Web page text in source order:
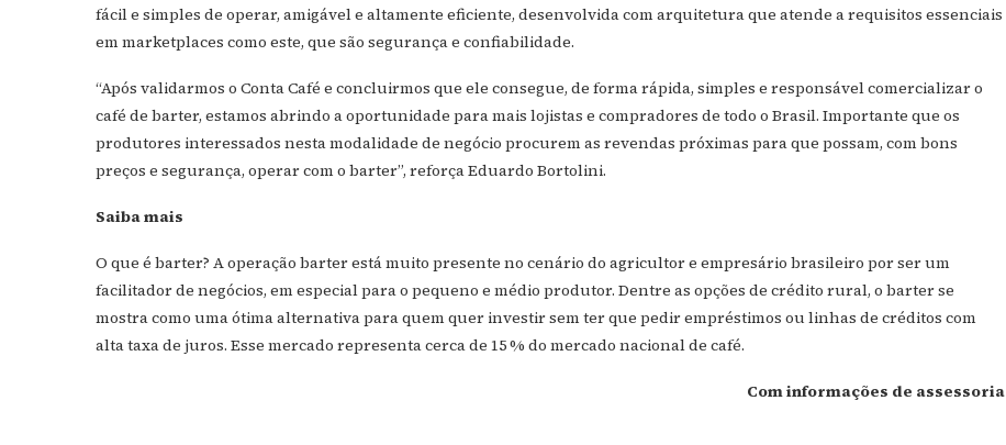
fácil e simples de operar, amigável e altamente eficiente, desenvolvida com arquitetura que atende a requisitos essenciais
em marketplaces como este, que são segurança e confiabilidade.
“Após validarmos o Conta Café e concluirmos que ele consegue, de forma rápida, simples e responsável comercializar o
café de barter, estamos abrindo a oportunidade para mais lojistas e compradores de todo o Brasil. Importante que os
produtores interessados nesta modalidade de negócio procurem as revendas próximas para que possam, com bons
preços e segurança, operar com o barter”, reforça Eduardo Bortolini.
Saiba mais
O que é barter? A operação barter está muito presente no cenário do agricultor e empresário brasileiro por ser um
facilitador de negócios, em especial para o pequeno e médio produtor. Dentre as opções de crédito rural, o barter se
mostra como uma ótima alternativa para quem quer investir sem ter que pedir empréstimos ou linhas de créditos com
alta taxa de juros. Esse mercado representa cerca de 15 % do mercado nacional de café.
Com informações de assessoria